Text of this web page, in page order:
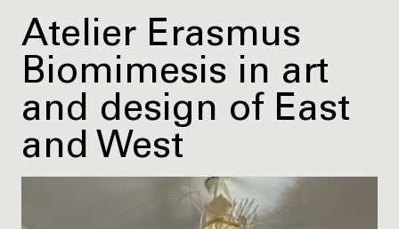
Atelier Erasmus
Biomimesis in art
and design of East
and West